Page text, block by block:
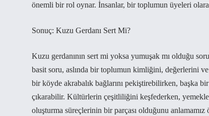
önemli bir rol oynar. İnsanlar, bir toplumun üyeleri
Sonuç: Kuzu Gerdanı Sert Mi?
Kuzu gerdanının sert mi yoksa yumuşak mı olduğu
basit soru, aslında bir toplumun kimliğini, değerlerini ve
bir köyde akrabalık bağlarını pekiştirebilirken, başka
çıkarabilir. Kültürlerin çeşitliliğini keşfederken,
oluşturma süreçlerinin bir parçası olduğunu